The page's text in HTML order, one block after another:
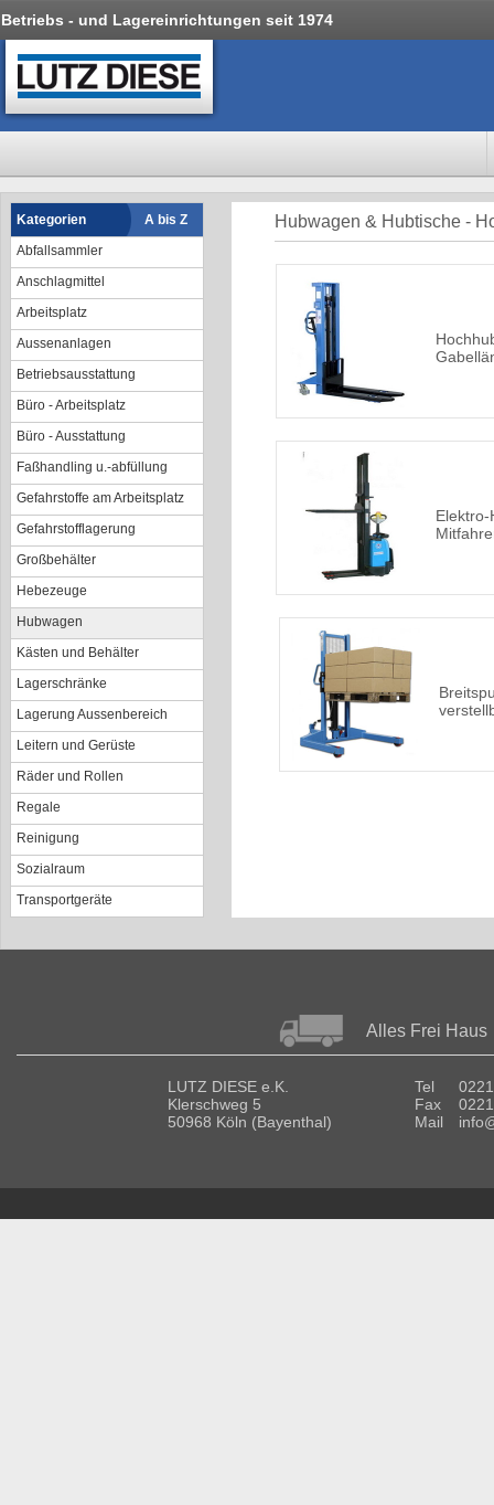
Betriebs - und Lagereinrichtungen seit 1974
Kategorien
A bis Z
Abfallsammler
Anschlagmittel
Arbeitsplatz
Aussenanlagen
Betriebsausstattung
Büro - Arbeitsplatz
Büro - Ausstattung
Faßhandling u.-abfüllung
Gefahrstoffe am Arbeitsplatz
Gefahrstofflagerung
Großbehälter
Hebezeuge
Hubwagen
Kästen und Behälter
Lagerschränke
Lagerung Aussenbereich
Leitern und Gerüste
Räder und Rollen
Regale
Reinigung
Sozialraum
Transportgeräte
Hubwagen & Hubtische -
Alles Frei Haus
LUTZ DIESE e.K.
Klerschweg 5
50968 Köln (Bayenthal)
Tel
Fax
Mail